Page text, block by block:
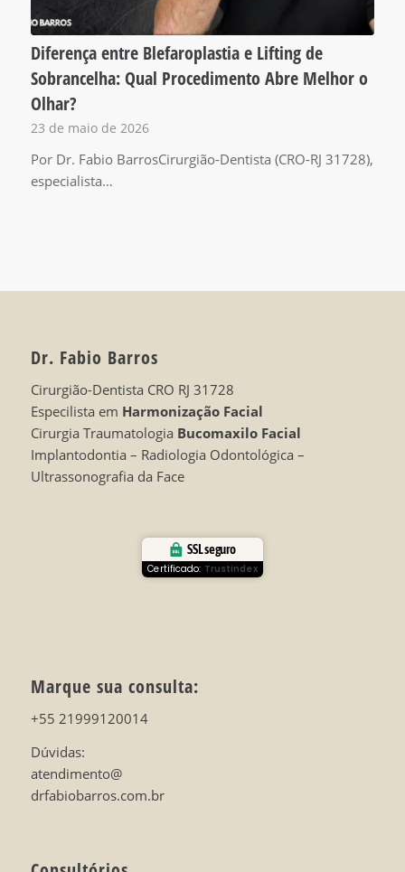
Diferença entre Blefaroplastia e Lifting de
Sobrancelha: Qual Procedimento Abre Melhor o
Olhar?
23 de maio de 2026
Por Dr. Fabio BarrosCirurgião-Dentista (CRO-RJ 31728),
especialista…
Dr. Fabio Barros
Cirurgião-Dentista CRO RJ 31728
Especilista em Harmonização Facial
Cirurgia Traumatologia Bucomaxilo Facial
Implantodontia – Radiologia Odontológica –
Ultrassonografia da Face
SSL seguro
Certificado: Trustindex
Marque sua consulta:
+55 21999120014
Dúvidas:
atendimento@
drfabiobarros.com.br